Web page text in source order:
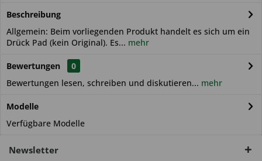
Beschreibung
Allgemein: Beim vorliegenden Produkt handelt es sich um ein
Drück Pad (kein Original). Es... mehr
Bewertungen
0
Bewertungen lesen, schreiben und diskutieren... mehr
Modelle
Verfügbare Modelle
Newsletter